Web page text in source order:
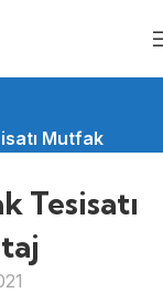
Mutfak
Tesisatı